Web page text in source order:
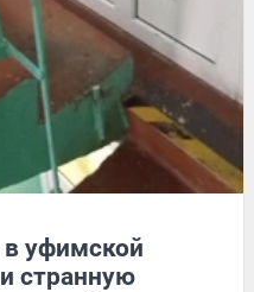
уфимской
странную